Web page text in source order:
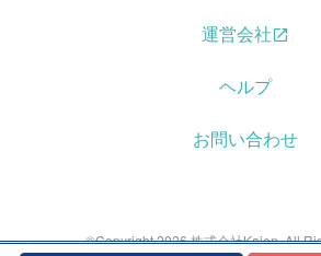
運営会社
ヘルプ
お問い合わせ
©Copyright 2026 株式会社Kaien. All